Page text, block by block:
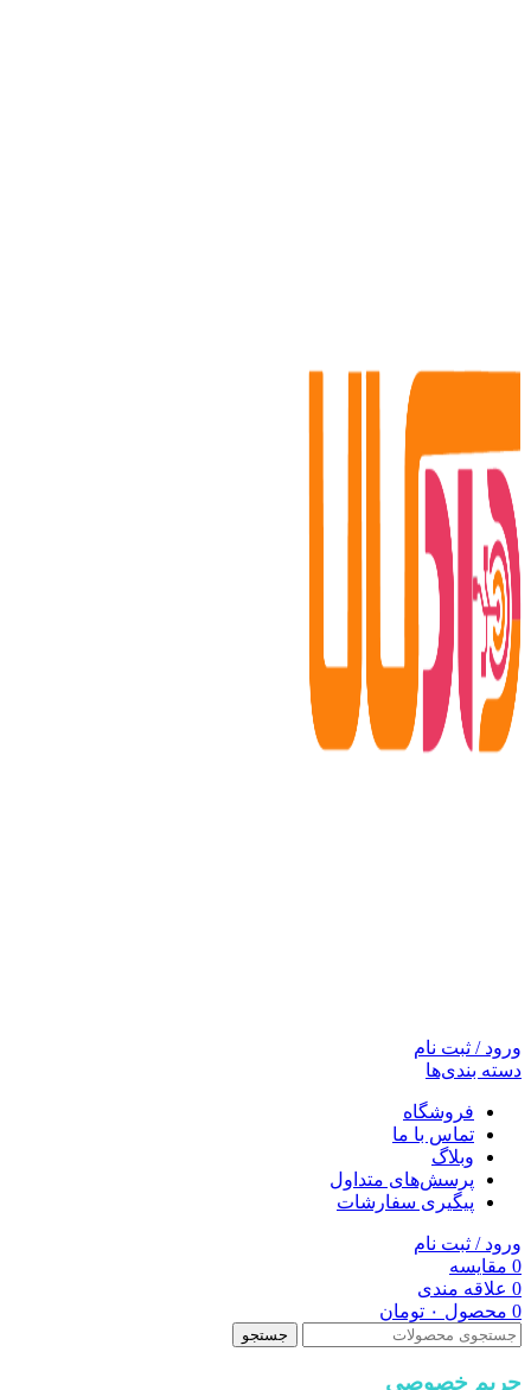
ورود / ثبت نام
دسته بندی‌ها
فروشگاه
تماس با ما
وبلاگ
پرسش‌های متداول
پیگیری سفارشات
ورود / ثبت نام
0 مقایسه
0 علاقه مندی
0 محصول ۰ تومان
جستجو
حریم خصوصی